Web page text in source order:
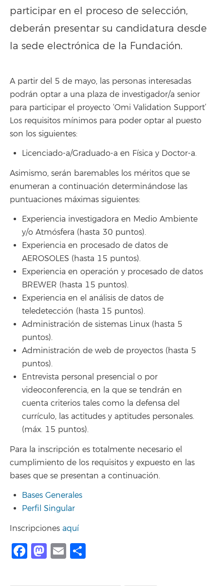
participar en el proceso de selección,
deberán presentar su candidatura desde
la sede electrónica de la Fundación.
A partir del 5 de mayo, las personas interesadas
podrán optar a una plaza de investigador/a senior
para participar el proyecto ‘Omi Validation Support’
Los requisitos mínimos para poder optar al puesto
son los siguientes:
Licenciado-a/Graduado-a en Física y Doctor-a.
Asimismo, serán baremables los méritos que se
enumeran a continuación determinándose las
puntuaciones máximas siguientes:
Experiencia investigadora en Medio Ambiente
y/o Atmósfera (hasta 30 puntos).
Experiencia en procesado de datos de
AEROSOLES (hasta 15 puntos).
Experiencia en operación y procesado de datos
BREWER (hasta 15 puntos).
Experiencia en el análisis de datos de
teledetección (hasta 15 puntos).
Administración de sistemas Linux (hasta 5
puntos).
Administración de web de proyectos (hasta 5
puntos).
Entrevista personal presencial o por
videoconferencia, en la que se tendrán en
cuenta criterios tales como la defensa del
currículo, las actitudes y aptitudes personales.
(máx. 15 puntos).
Para la inscripción es totalmente necesario el
cumplimiento de los requisitos y expuesto en las
bases que se presentan a continuación.
Bases Generales
Perfil Singular
Inscripciones aquí
Facebook
Mastodon
Email